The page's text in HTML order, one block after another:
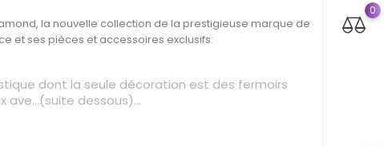
0
la nouvelle collection de la prestigieuse marque de
et ses pièces et accessoires exclusifs:
dont la seule décoration est des fermoirs
ave...(suite dessous)...